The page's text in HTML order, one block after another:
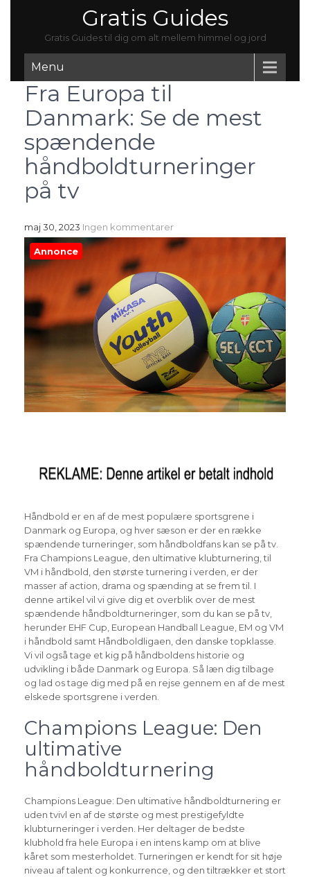
Gratis Guides
Gratis Guides til dig om alt mellem himmel og jord
Menu
Fra Europa til
Danmark: Se de mest
spændende
håndboldturneringer
på tv
maj 30, 2023 Ingen kommentarer
Annonce
Håndbold er en af de mest populære sportsgrene i
Danmark og Europa, og hver sæson er der en række
spændende turneringer, som håndboldfans kan se på tv.
Fra Champions League, den ultimative klubturnering, til
VM i håndbold, den største turnering i verden, er der
masser af action, drama og spænding at se frem til. I
denne artikel vil vi give dig et overblik over de mest
spændende håndboldturneringer, som du kan se på tv,
herunder EHF Cup, European Handball League, EM og VM
i håndbold samt Håndboldligaen, den danske topklasse.
Vi vil også tage et kig på håndboldens historie og
udvikling i både Danmark og Europa. Så læn dig tilbage
og lad os tage dig med på en rejse gennem en af de mest
elskede sportsgrene i verden.
Champions League: Den
ultimative
håndboldturnering
Champions League: Den ultimative håndboldturnering er
uden tvivl en af de største og mest prestigefyldte
klubturneringer i verden. Her deltager de bedste
klubhold fra hele Europa i en intens kamp om at blive
kåret som mesterholdet. Turneringen er kendt for sit høje
niveau af talent og konkurrence, og den tiltrækker et stort